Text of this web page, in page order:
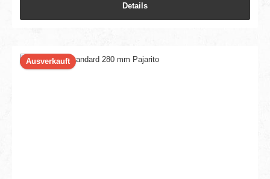
Details
Ausverkauft